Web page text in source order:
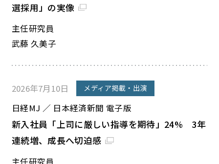
選採用」の実像
主任研究員
武藤 久美子
2026年7月10日 メディア掲載・出演
日経MJ ／ 日本経済新聞 電子版
新入社員「上司に厳しい指導を期待」24% 3年
連続増、成長へ切迫感